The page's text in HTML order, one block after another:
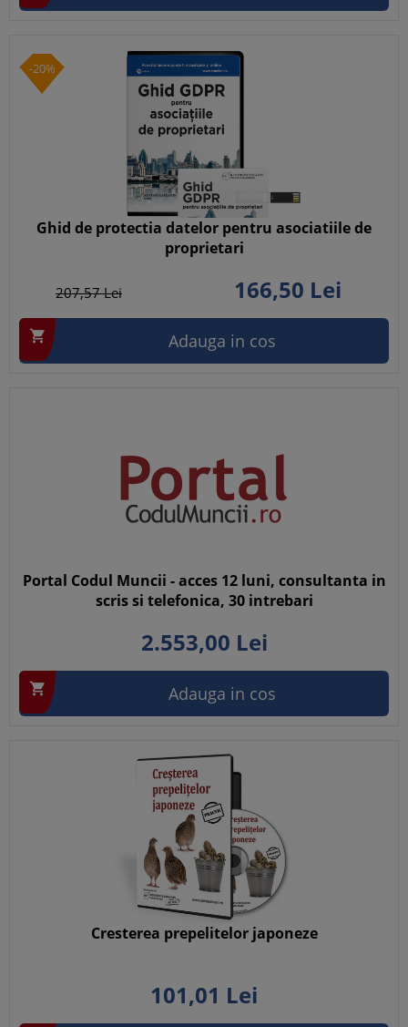
-20%
Ghid de protectia datelor pentru asociatiile de
proprietari
207,57Lei 166,50 Lei
 Adauga in cos
Portal Codul Muncii - acces 12 luni, consultanta in
scris si telefonica, 30 intrebari
2.553,00 Lei
 Adauga in cos
Cresterea prepelitelor japoneze
101,01 Lei